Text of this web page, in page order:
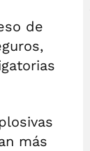
de
más